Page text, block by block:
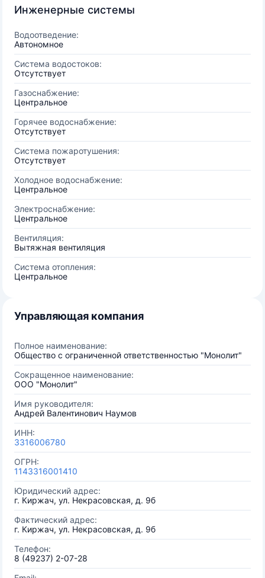
Инженерные системы
Водоотведение:
Автономное
Система водостоков:
Отсутствует
Газоснабжение:
Центральное
Горячее водоснабжение:
Отсутствует
Система пожаротушения:
Отсутствует
Холодное водоснабжение:
Центральное
Электроснабжение:
Центральное
Вентиляция:
Вытяжная вентиляция
Система отопления:
Центральное
Управляющая компания
Полное наименование:
Общество с ограниченной ответственностью "Монолит"
Сокращенное наименование:
ООО "Монолит"
Имя руководителя:
Андрей Валентинович Наумов
ИНН:
3316006780
ОГРН:
1143316001410
Юридический адрес:
г. Киржач, ул. Некрасовская, д. 9б
Фактический адрес:
г. Киржач, ул. Некрасовская, д. 9б
Телефон:
8 (49237) 2-07-28